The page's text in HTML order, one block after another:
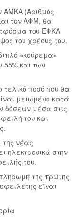
ΑΜΚΑ (Αριθμός
τον ΑΦΜ, θα
του ΕΦΚΑ
του χρέους του.
«κούρεμα»
55% και των
τελικό ποσό που θα
μειωμένο κατά
δόσεων μέσα στις
του και
της νέας
ηλεκτρονικά στην
του.
της πρώτης
είναι